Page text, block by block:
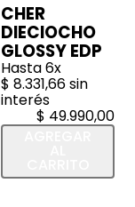
CHER
DIECIOCHO
GLOSSY EDP
Hasta6x
$ 8.331,66sin
interés
$ 49.990,00